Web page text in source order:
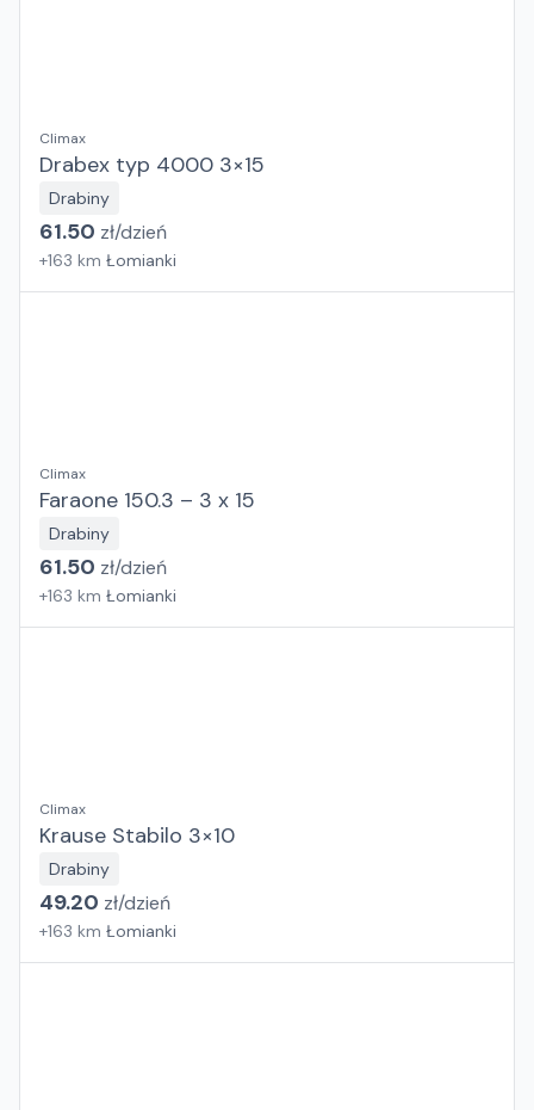
Climax
Drabex typ 4000 3×15
Drabiny
61.50 zł/dzień
+163 km Łomianki
Climax
Faraone 150.3 – 3 x 15
Drabiny
61.50 zł/dzień
+163 km Łomianki
Climax
Krause Stabilo 3×10
Drabiny
49.20 zł/dzień
+163 km Łomianki